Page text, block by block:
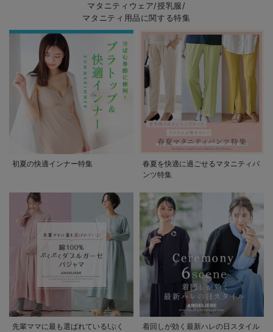
マタニティウェア/授乳服/
マタニティ用品に関する特集
初夏の快適インナー特集
春夏を快適に過ごせるマタニティパ
ンツ特集
先輩ママに最も選ばれている!ぷく
着回しが効く最新ハレの日スタイル